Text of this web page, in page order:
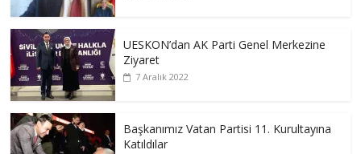
UESKON’dan AK Parti Genel Merkezine
Ziyaret
7 Aralık 2022
Başkanımız Vatan Partisi 11. Kurultayına
Katıldılar